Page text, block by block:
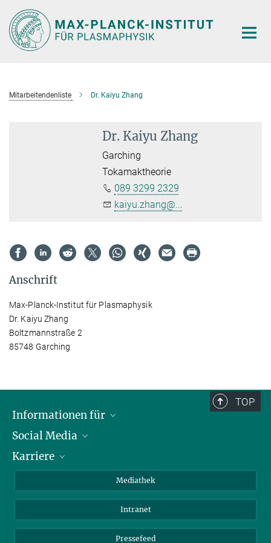
Hauptinhalt
Mitarbeitendenliste Dr. Kaiyu Zhang
Dr. Kaiyu Zhang
Garching
Tokamaktheorie
089 3299 2329
kaiyu.zhang@...
Anschrift
Max-Planck-Institut für Plasmaphysik
Dr. Kaiyu Zhang
Boltzmannstraße 2
85748 Garching
TOP
Informationen für
Journalisten
Schule
Social Media
LinkedIn
Karriere
Mediathek
Intranet
Pressefeed